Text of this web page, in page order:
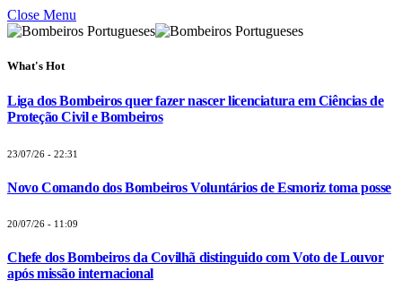
Close Menu
What's Hot
Liga dos Bombeiros quer fazer nascer licenciatura em Ciências de
Proteção Civil e Bombeiros
23/07/26 - 22:31
Novo Comando dos Bombeiros Voluntários de Esmoriz toma posse
20/07/26 - 11:09
Chefe dos Bombeiros da Covilhã distinguido com Voto de Louvor
após missão internacional